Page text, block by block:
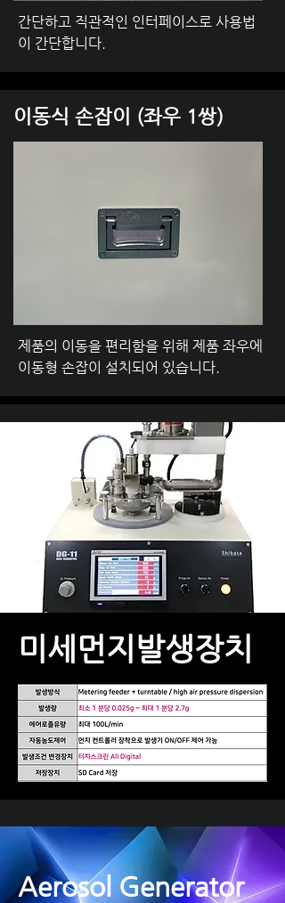
간단하고 직관적인 인터페이스로 사용법
이 간단합니다.
​이동식 손잡이 (좌우 1쌍)
제품의 이동을 편리함을 위해 제품 좌우에
이동형 손잡이 설치되어 있습니다.
​미세먼지발생장치
Aerosol Generator